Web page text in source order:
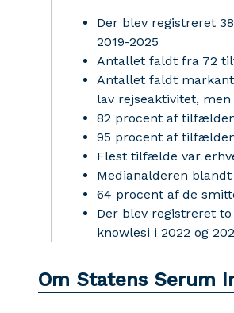
Der blev registreret
2019-2025
Antallet faldt fra 72
Antallet faldt markant
lav rejseaktivitet,
82 procent af
95 procent af
Flest tilfælde var
Medianalderen
64 procent af de
Der blev registreret
knowlesi i 2022 og
Om Statens Serum